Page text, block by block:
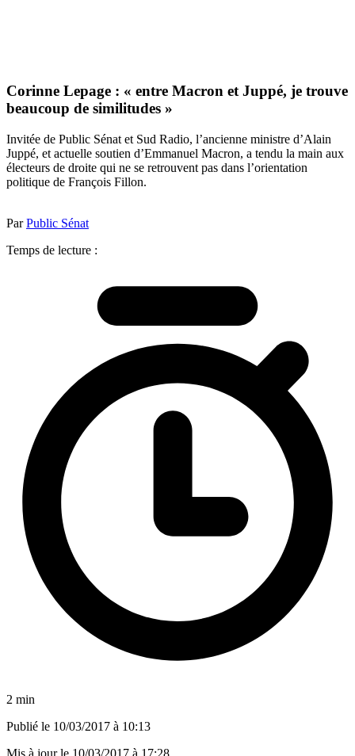
Corinne Lepage : « entre Macron et Juppé, je trouve
beaucoup de similitudes »
Invitée de Public Sénat et Sud Radio, l’ancienne ministre d’Alain
Juppé, et actuelle soutien d’Emmanuel Macron, a tendu la main aux
électeurs de droite qui ne se retrouvent pas dans l’orientation
politique de François Fillon.
ParPublic Sénat
Temps de lecture :
2 min
Publié le 10/03/2017 à 10:13
Mis à jour le 10/03/2017 à 17:28